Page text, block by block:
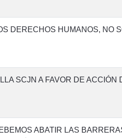
DERECHOS HUMANOS, NO
SCJN A FAVOR DE
ABATIR LAS